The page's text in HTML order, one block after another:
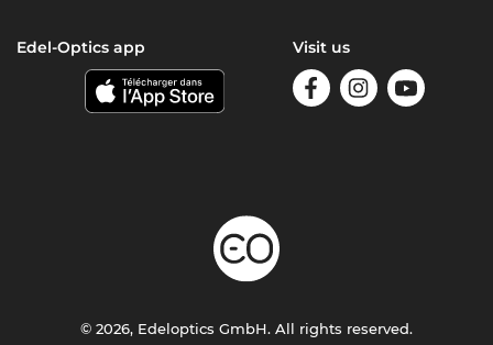
Edel-Optics app Visit us
© 2026, Edeloptics GmbH. All rights reserved.